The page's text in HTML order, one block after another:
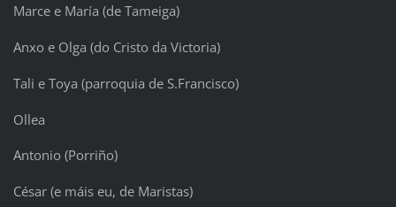
Marce e María (de Tameiga)
Anxo e Olga (do Cristo da Victoria)
Tali e Toya (parroquia de S.Francisco)
Ollea
Antonio (Porriño)
César (e máis eu, de Maristas)